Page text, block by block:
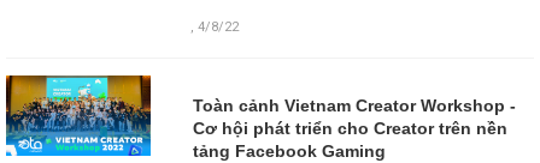
,4/8/22
Toàn cảnh Vietnam Creator Workshop -
Cơ hội phát triển cho Creator trên nền
tảng Facebook Gaming